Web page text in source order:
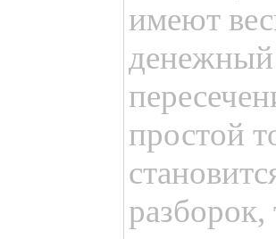
имеют
денежный
простой